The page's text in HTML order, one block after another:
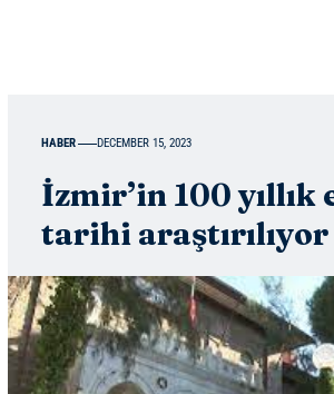
HABER DECEMBER 15, 2023
İzmir’in 100 yıllık
tarihi araştırılıyor